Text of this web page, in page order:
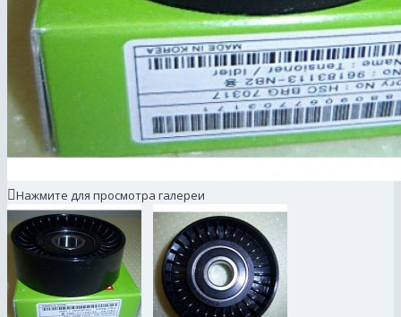
Нажмите для просмотра галереи